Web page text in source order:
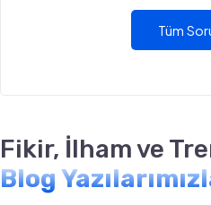
Tüm
Fikir, İlham ve
Blog